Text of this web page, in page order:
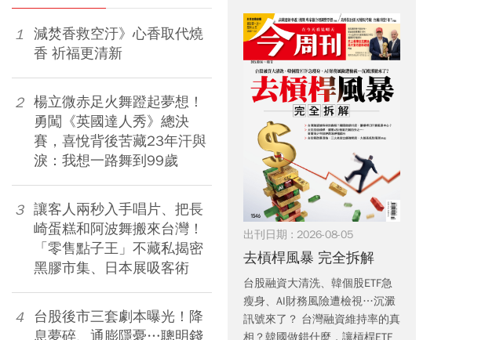
高股息抗跌王選誰？台
股7月跌6％，它竟逆勢
漲4％...
小資族勝率最高ETF配置
法公開：0050搭這「越
簡單越賺」
世界健身-KY營收大勝，
獲利輸給柏文？誰是賺
錢金雞母
包租教母4年前收房東私 2026高股息ETF推薦：3 早餐吃可頌、拿鐵傷心
1
減焚香救空汙》心香取代燒
香 祈福更清新
2
楊立微赤足火舞蹬起夢想！
勇闖《英國達人秀》總決
賽，喜悅背後苦藏23年汗與
淚：我想一路舞到99歲
3
讓客人兩秒入手唱片、把長
崎蛋糕和阿波舞搬來台灣！
「零售點子王」不藏私揭密
黑膠市集、日本展吸客術
4
台股後市三套劇本曝光！降
息夢碎、通膨隱憂…聰明錢
出刊日期 : 2026-08-05
去槓桿風暴 完全拆解
台股融資大清洗、韓個股ETF急
瘦身、AI財務風險遭檢視…沉澱
訊號來了？ 台灣融資維持率的真